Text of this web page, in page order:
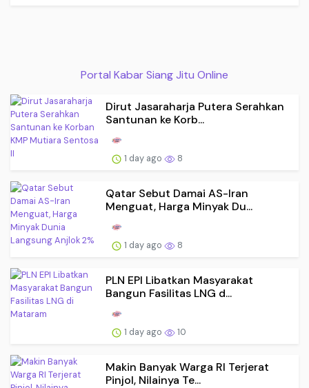
Portal Kabar Siang Jitu Online
Dirut Jasaraharja Putera Serahkan
Santunan ke Korb...
1 day ago 8
Qatar Sebut Damai AS-Iran
Menguat, Harga Minyak Du...
1 day ago 8
PLN EPI Libatkan Masyarakat
Bangun Fasilitas LNG d...
1 day ago 10
Makin Banyak Warga RI Terjerat
Pinjol, Nilainya Te...